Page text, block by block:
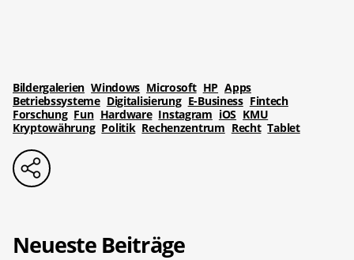
Bildergalerien Windows Microsoft HP Apps
Betriebssysteme Digitalisierung E-Business Fintech
Forschung Fun Hardware Instagram iOS KMU
Kryptowährung Politik Rechenzentrum Recht Tablet
Neueste Beiträge